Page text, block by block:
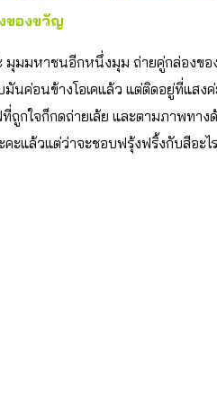
ของขวัญ
มุมมหาชนอีกหนึ่งมุม ถ่ายคู่กล่องข
มันค่อนข้างโอเคแล้ว แต่ติดอยู่ที่แส
ถูกใจก็กดถ่ายเล้ย และตามภาพทาง
คะแล้วแต่ว่าจะชอบฟรุ้งฟริ้งกับสีอะไร